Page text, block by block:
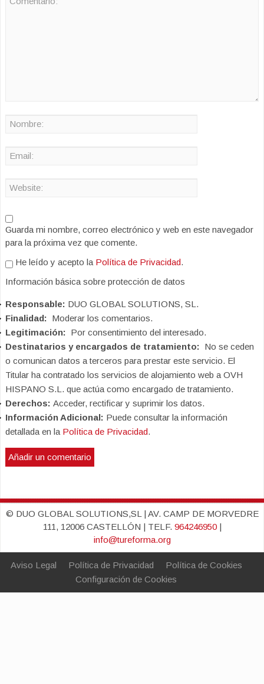
Guarda mi nombre, correo electrónico y web en este navegador
para la próxima vez que comente.
He leído y acepto la Política de Privacidad.
Información básica sobre protección de datos
Responsable: DUO GLOBAL SOLUTIONS, SL.
Finalidad: Moderar los comentarios.
Legitimación: Por consentimiento del interesado.
Destinatarios y encargados de tratamiento: No se ceden
o comunican datos a terceros para prestar este servicio. El
Titular ha contratado los servicios de alojamiento web a OVH
HISPANO S.L. que actúa como encargado de tratamiento.
Derechos: Acceder, rectificar y suprimir los datos.
Información Adicional: Puede consultar la información
detallada en la Política de Privacidad.
© DUO GLOBAL SOLUTIONS,SL | AV. CAMP DE MORVEDRE
111, 12006 CASTELLÓN | TELF. 964246950|
info@tureforma.org
Aviso Legal Política de Privacidad
Política de Cookies
Configuración de Cookies